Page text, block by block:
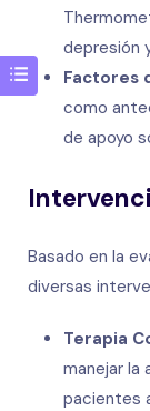
depresión
Factores
como
de apoyo
Basado en la
diversas
Terapia
manejar la
pacientes